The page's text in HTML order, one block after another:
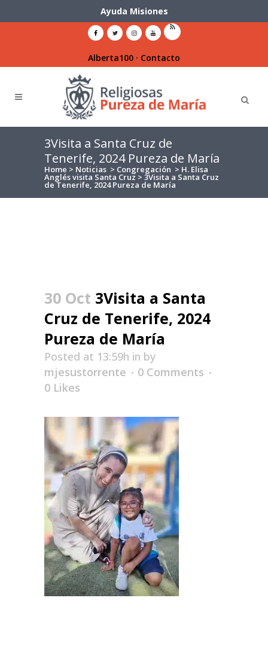
Ayuda Misiones
Alberta100 · Contacto
3Visita a Santa Cruz de
Tenerife, 2024 Pureza de María
Home > Noticias > Congregación > H. Elisa
Anglés visita Santa Cruz > 3Visita a Santa Cruz
de Tenerife, 2024 Pureza de María
30 Oct 3Visita a Santa
Cruz de Tenerife, 2024
Pureza de María
Posted at 13:59h in by
mjesustorrente
0 Comments
0 Likes